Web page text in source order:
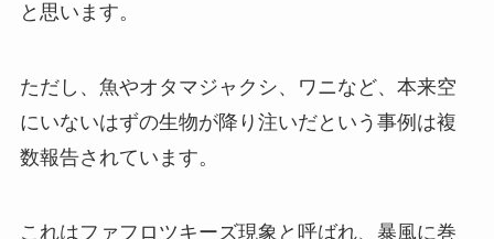
と思います。
ただし、魚やオタマジャクシ、ワニなど、本来空
にいないはずの生物が降り注いだという事例は複
数報告されています。
これはファフロツキーズ現象と呼ばれ、暴風に巻